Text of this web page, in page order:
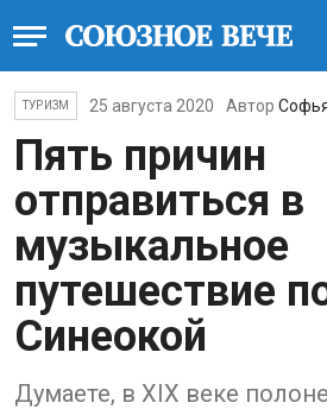
ТУРИЗМ 25 августа 2020 Автор
Пять причин
отправиться в
музыкальное
путешествие
Синеокой
Думаете, в XIX веке